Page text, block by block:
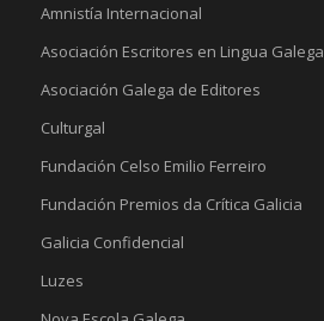
Amnistía Internacional
Asociación Escritores en Lingua Galega
Asociación Galega de Editores
Culturgal
Fundación Celso Emilio Ferreiro
Fundación Premios da Crítica Galicia
Galicia Confidencial
Luzes